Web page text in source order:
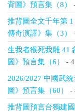
背圖》預言集（8）
推背圖全文千年第
傳奇演譯》集（3）
生我者猴死我雕 41
圖》預言集（6）
-
2026/2027 中國武
圖》預言集（60）
-
推背圖預言台獨建